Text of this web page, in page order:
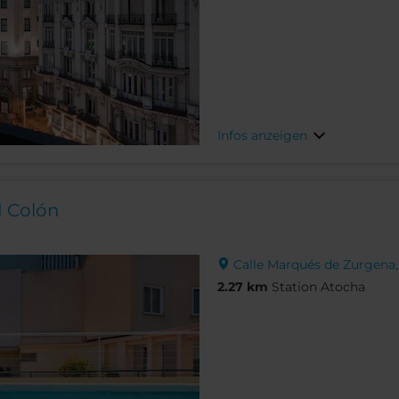
Infos anzeigen
Colón
Calle Marqués de
2.27 km Station Atocha